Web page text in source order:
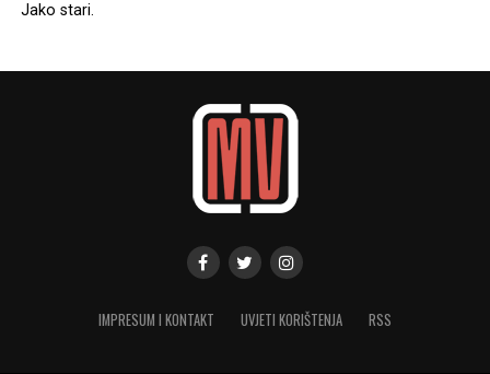
Jako stari.
IMPRESUM I KONTAKT UVJETI KORIŠTENJA RSS